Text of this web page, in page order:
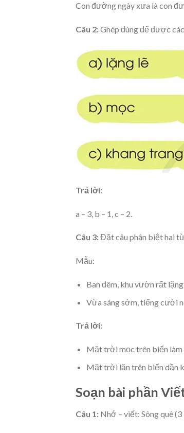
Con đường ngày xưa là con
Câu 2:Ghép đúng để được
Trả lời:
a – 3, b – 1, c – 2.
Câu 3:Đặt câu phân biệt hai
Mẫu:
Ban đêm, khu vườn rất
Vừa sáng sớm, tiếng cười
Trả lời:
Mặt trời mọc trên biển
Mặt trời lặn trên biển dần
Soạn bài phần
Câu 1: Nhớ – viết: Sông quê